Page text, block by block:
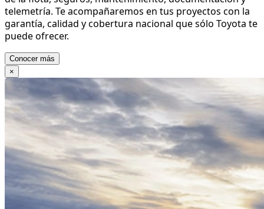
telemetría. Te acompañaremos en tus proyectos con la
garantía, calidad y cobertura nacional que sólo Toyota te
puede ofrecer.
Conocer más
×